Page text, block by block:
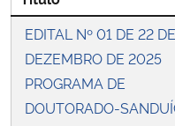
Secretaria-Geral
Secretaria de Governo
EDITAL Nº 01 DE 22 DE
DEZEMBRO DE 2025
PROGRAMA DE
DOUTORADO-